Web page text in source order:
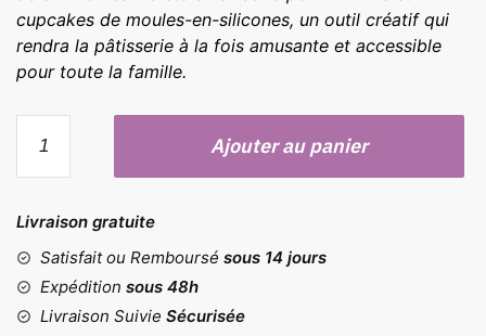
cupcakes de moules-en-silicones, un outil créatif qui
rendra la pâtisserie à la fois amusante et accessible
pour toute la famille.
Lot
6
moules
à
gâteaux
Ajouter au panier
Livraison gratuite
Satisfait ou Remboursé sous 14 jours
Expédition sous 48h
Livraison Suivie Sécurisée